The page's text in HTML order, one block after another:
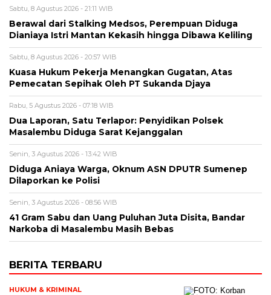
Sabtu, 8 Agustus 2026 - 21:11 WIB
Berawal dari Stalking Medsos, Perempuan Diduga
Dianiaya Istri Mantan Kekasih hingga Dibawa Keliling
Sabtu, 8 Agustus 2026 - 20:57 WIB
Kuasa Hukum Pekerja Menangkan Gugatan, Atas
Pemecatan Sepihak Oleh PT Sukanda Djaya
Rabu, 5 Agustus 2026 - 07:18 WIB
Dua Laporan, Satu Terlapor: Penyidikan Polsek
Masalembu Diduga Sarat Kejanggalan
Senin, 3 Agustus 2026 - 13:42 WIB
Diduga Aniaya Warga, Oknum ASN DPUTR Sumenep
Dilaporkan ke Polisi
Senin, 3 Agustus 2026 - 08:56 WIB
41 Gram Sabu dan Uang Puluhan Juta Disita, Bandar
Narkoba di Masalembu Masih Bebas
BERITA TERBARU
HUKUM & KRIMINAL